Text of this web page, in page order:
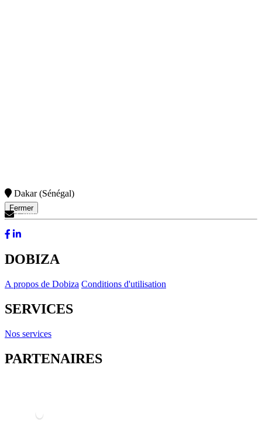
Fermer
Dakar (Sénégal)
Contactez-Nous
DOBIZA
A propos de Dobiza Conditions d'utilisation
SERVICES
Nos services
PARTENAIRES